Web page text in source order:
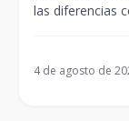
las diferencias
4 de agosto de